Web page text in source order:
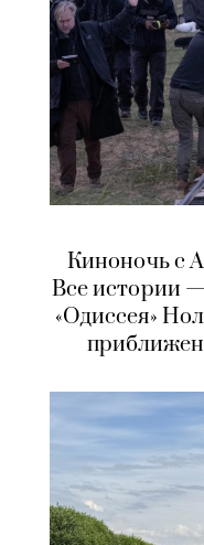
Киноночь с
Все истории
«Одиссея»